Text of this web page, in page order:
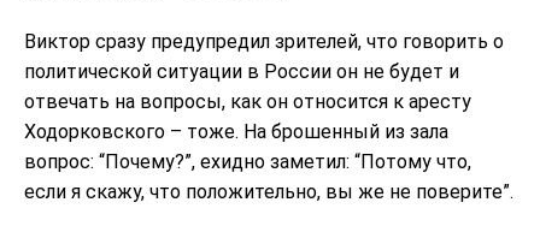
Виктор сразу предупредил зрителей, что говорить о
политической ситуации в России он не будет и
отвечать на вопросы, как он относится к аресту
Ходорковского – тоже. На брошенный из зала
вопрос: “Почему?”, ехидно заметил: “Потому что,
если я скажу, что положительно, вы же не поверите”.